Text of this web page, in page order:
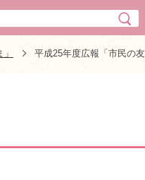
平成25年度広報「市民の友